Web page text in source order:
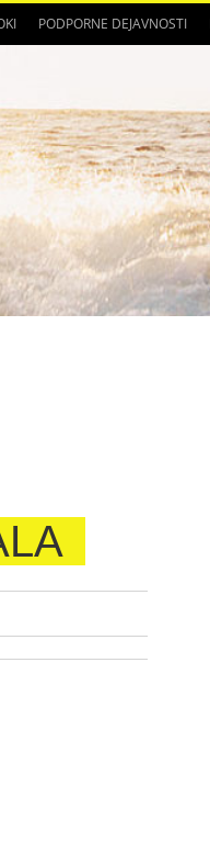
PODPORNE DEJAVNOSTI